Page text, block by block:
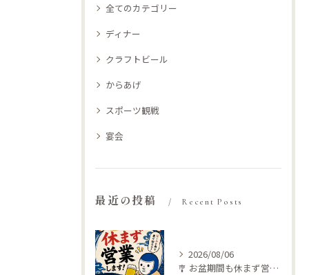
全てのカテゴリー
ディナー
クラフトビール
からあげ
スポーツ観戦
宴会
最近の投稿 Recent Posts
2026/08/06
🎐 お盆期間も休まず営業します！ 🍺🥩